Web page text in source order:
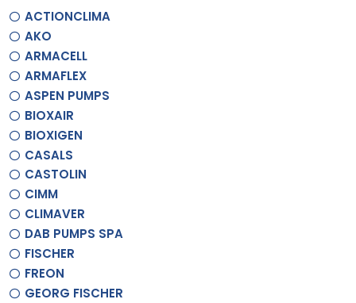
ACTIONCLIMA
AKO
ARMACELL
ARMAFLEX
ASPEN PUMPS
BIOXAIR
BIOXIGEN
CASALS
CASTOLIN
CIMM
CLIMAVER
DAB PUMPS SPA
FISCHER
FREON
GEORG FISCHER